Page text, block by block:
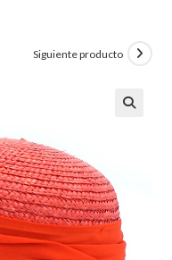
Siguiente producto